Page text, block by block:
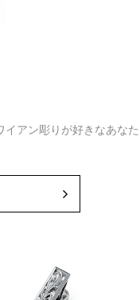
アン彫りが好きなあなた